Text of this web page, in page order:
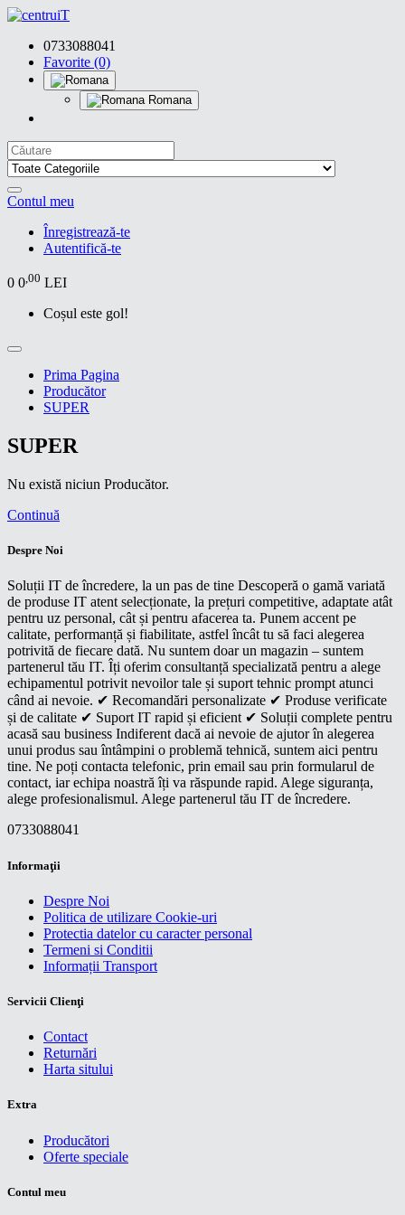
0733088041
Favorite (0)
Romana
Contul meu
Înregistrează-te
Autentifică-te
0 0,00 LEI
Coșul este gol!
Prima Pagina
Producător
SUPER
SUPER
Nu există niciun Producător.
Continuă
Despre Noi
Soluții IT de încredere, la un pas de tine Descoperă o gamă variată
de produse IT atent selecționate, la prețuri competitive, adaptate atât
pentru uz personal, cât și pentru afacerea ta. Punem accent pe
calitate, performanță și fiabilitate, astfel încât tu să faci alegerea
potrivită de fiecare dată. Nu suntem doar un magazin – suntem
partenerul tău IT. Îți oferim consultanță specializată pentru a alege
echipamentul potrivit nevoilor tale și suport tehnic prompt atunci
când ai nevoie. ✔ Recomandări personalizate ✔ Produse verificate
și de calitate ✔ Suport IT rapid și eficient ✔ Soluții complete pentru
acasă sau business Indiferent dacă ai nevoie de ajutor în alegerea
unui produs sau întâmpini o problemă tehnică, suntem aici pentru
tine. Ne poți contacta telefonic, prin email sau prin formularul de
contact, iar echipa noastră îți va răspunde rapid. Alege siguranța,
alege profesionalismul. Alege partenerul tău IT de încredere.
0733088041
Informaţii
Despre Noi
Politica de utilizare Cookie-uri
Protectia datelor cu caracter personal
Termeni si Conditii
Informații Transport
Servicii Clienţi
Contact
Returnări
Harta sitului
Extra
Producători
Oferte speciale
Contul meu